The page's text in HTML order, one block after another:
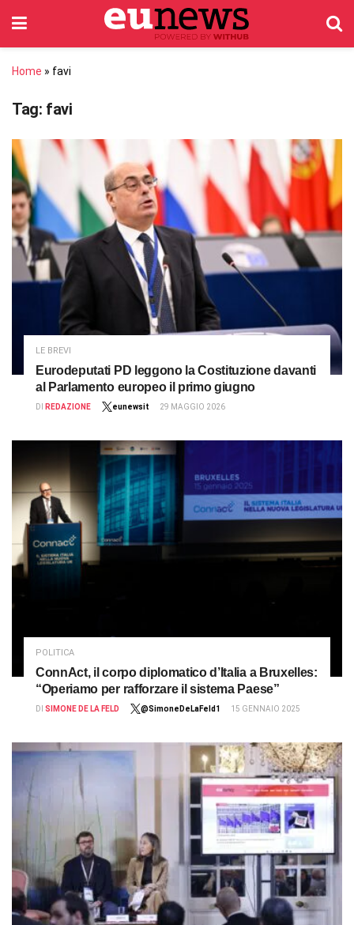
Home » favi
Tag: favi
LE BREVI
Eurodeputati PD leggono la Costituzione davanti
al Parlamento europeo il primo giugno
DI REDAZIONE eunewsit 29 MAGGIO 2026
POLITICA
ConnAct, il corpo diplomatico d’Italia a Bruxelles:
“Operiamo per rafforzare il sistema Paese”
DI SIMONE DE LA FELD @SimoneDeLaFeld1 15 GENNAIO 2025